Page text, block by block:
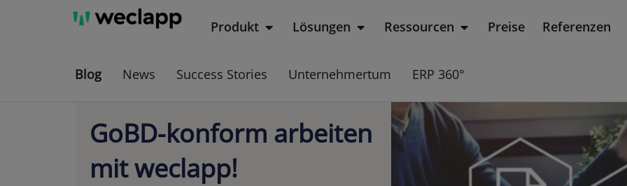
Produkt Öffne Produkt
Lösungen Öffne Lösungen
Ressourcen Öffne Ressourcen
Preise Referenzen
Blog News Success Stories Unternehmertum ERP 360°
GoBD-konform arbeiten
mit weclapp!